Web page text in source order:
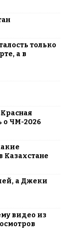
только
а в
о ЧМ-2026
Казахстане
а Джеки
видео из